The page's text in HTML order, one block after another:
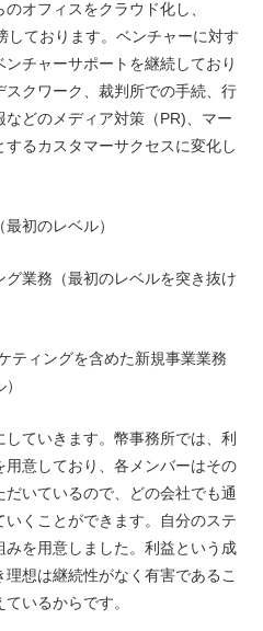
オフィスをクラウド化し、
ております。ベンチャーに対す
チャーサポートを継続しており
スクワーク、裁判所での手続、行
どのメディア対策（PR)、マー
るカスタマーサクセスに変化し
初のレベル）
業務（最初のレベルを突き抜け
ティングを含めた新規事業業務
ていきます。幣事務所では、利
意しており、各メンバーはその
いているので、どの会社でも通
くことができます。自分のステ
を用意しました。利益という成
想は継続性がなく有害であるこ
いるからです。